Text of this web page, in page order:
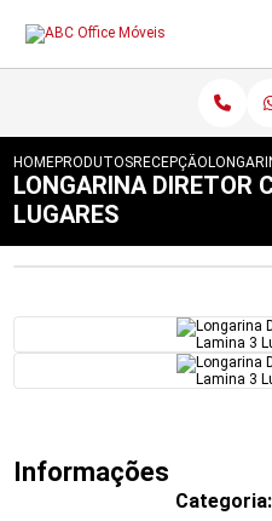
HOMEPRODUTOSRECEPÇÃO
LONGARINA DIRETOR
LUGARES
Informações
Categoria: